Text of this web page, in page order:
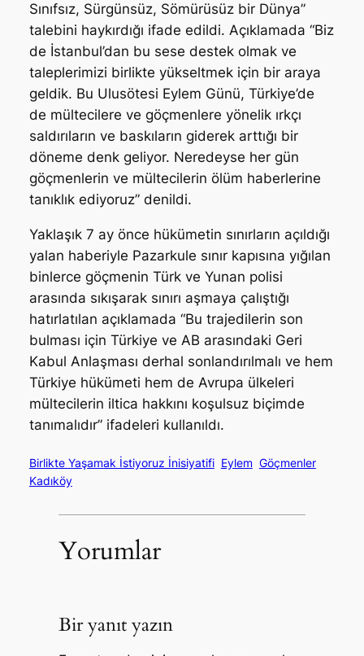
Sınıfsız, Sürgünsüz, Sömürüsüz bir Dünya”
talebini haykırdığı ifade edildi. Açıklamada “Biz
de İstanbul’dan bu sese destek olmak ve
taleplerimizi birlikte yükseltmek için bir araya
geldik. Bu Ulusötesi Eylem Günü, Türkiye’de
de mültecilere ve göçmenlere yönelik ırkçı
saldırıların ve baskıların giderek arttığı bir
döneme denk geliyor. Neredeyse her gün
göçmenlerin ve mültecilerin ölüm haberlerine
tanıklık ediyoruz” denildi.
Yaklaşık 7 ay önce hükümetin sınırların açıldığı
yalan haberiyle Pazarkule sınır kapısına yığılan
binlerce göçmenin Türk ve Yunan polisi
arasında sıkışarak sınırı aşmaya çalıştığı
hatırlatılan açıklamada “Bu trajedilerin son
bulması için Türkiye ve AB arasındaki Geri
Kabul Anlaşması derhal sonlandırılmalı ve hem
Türkiye hükümeti hem de Avrupa ülkeleri
mültecilerin iltica hakkını koşulsuz biçimde
tanımalıdır” ifadeleri kullanıldı.
Birlikte Yaşamak İstiyoruz İnisiyatifi Eylem Göçmenler
Kadıköy
Yorumlar
Bir yanıt yazın